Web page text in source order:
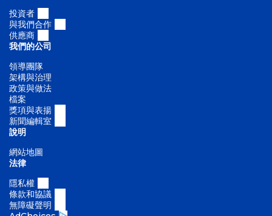
投資者
與我們合作
供應商
我們的公司
領導團隊
架構與治理
政策與做法
檔案
獎項與表揚
新聞編輯室
說明
網站地圖
法律
隱私權
條款和協議
無障礙聲明